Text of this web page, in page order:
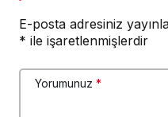
E-posta adresiniz
* ile işaretlenmişlerdir
Yorumunuz *